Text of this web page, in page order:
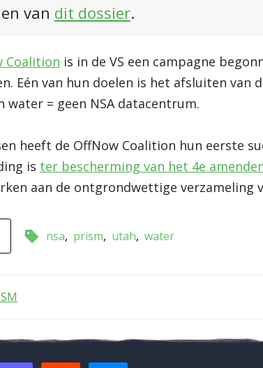
van dit dossier.
Coalition is in de VS een campagne
Eén van hun doelen is het afsluiten van
water = geen NSA datacentrum.
heeft de OffNow Coalition hun eerste
is ter bescherming van het 4e
aan de ontgrondwettige verzameling
nsa prism utah water